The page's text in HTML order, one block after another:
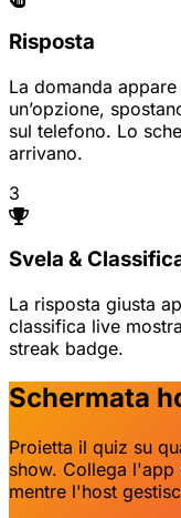
Risposta
La domanda
un’opzione,
sul telefono. Lo
arrivano.
3
Svela &
La risposta giusta
classifica live
streak badge.
Schermata
Proietta il quiz su
show. Collega l'app
mentre l'host